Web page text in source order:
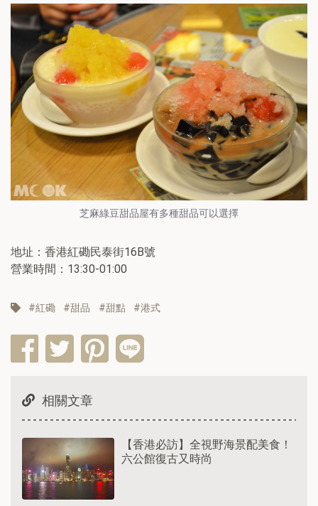
芝麻綠豆甜品屋有多種甜品可以選擇
地址：香港紅磡民泰街16B號
營業時間：13:30-01:00
紅磡 甜品 甜點 港式
相關文章
【香港必訪】全視野海景配美食！
六公館復古又時尚